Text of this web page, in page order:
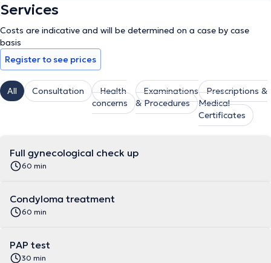
Services
Costs are indicative and will be determined on a case by case
basis
Register to see prices
All Consultation
Health
concerns
Examinations
& Procedures
Prescriptions &
Medical
Certificates
Full gynecological check up
60 min
Condyloma treatment
60 min
PAP test
30 min